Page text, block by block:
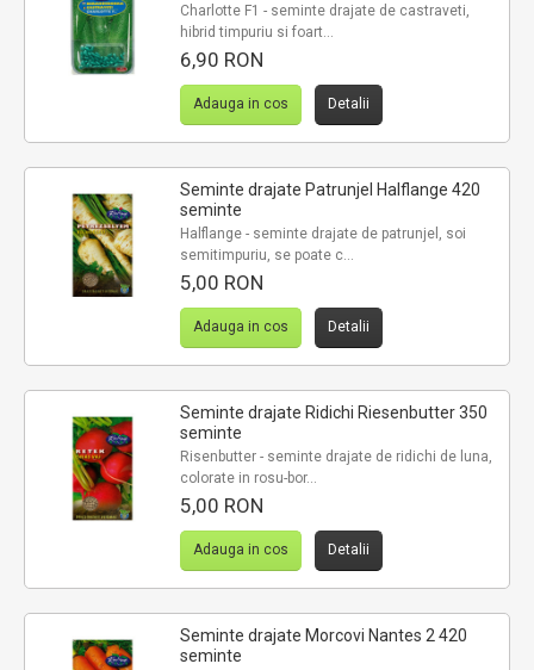
Charlotte F1 - seminte drajate de castraveti,
hibrid timpuriu si foart...
6,90 RON
Adauga in cos Detalii
Seminte drajate Patrunjel Halflange 420
seminte
Halflange - seminte drajate de patrunjel, soi
semitimpuriu, se poate c...
5,00 RON
Adauga in cos Detalii
Seminte drajate Ridichi Riesenbutter 350
seminte
Risenbutter - seminte drajate de ridichi de luna,
colorate in rosu-bor...
5,00 RON
Adauga in cos Detalii
Seminte drajate Morcovi Nantes 2 420
seminte